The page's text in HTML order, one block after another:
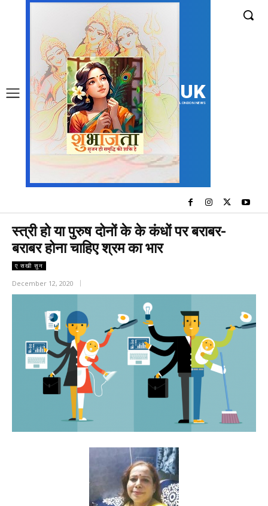
UK
LONDON NEWS
स्त्री हो या पुरुष दोनों के के कंधों पर बराबर-
बराबर होना चाहिए श्रम का भार
ए सखी सुन
December 12, 2020